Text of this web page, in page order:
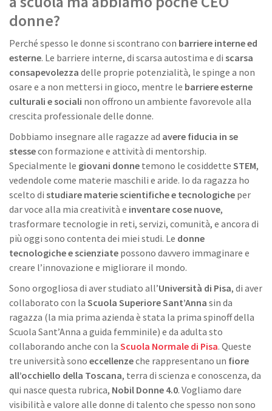
donne?
Perché spesso le donne si scontrano con barriere interne ed
esterne. Le barriere interne, di scarsa autostima e di scarsa
consapevolezza delle proprie potenzialità, le spinge a non
osare e a non mettersi in gioco, mentre le barriere esterne
culturali e sociali non offrono un ambiente favorevole alla
crescita professionale delle donne.
Dobbiamo insegnare alle ragazze ad avere fiducia in se
stessecon formazione e attività di mentorship.
Specialmente le giovani donne temono le cosiddette STEM,
vedendole come materie maschili e aride. Io da ragazza ho
scelto di studiare materie scientifiche e tecnologiche per
dar voce alla mia creatività e inventare cose nuove,
trasformare tecnologie in reti, servizi, comunità, e ancora di
più oggi sono contenta dei miei studi. Le donne
tecnologiche e scienziate possono davvero immaginare e
creare l’innovazione e migliorare il mondo.
Sono orgogliosa di aver studiato all’Università di Pisa, di aver
collaborato con la Scuola Superiore Sant’Anna sin da
ragazza (la mia prima azienda è stata la prima spinoff della
Scuola Sant’Anna a guida femminile) e da adulta sto
collaborando anche con la Scuola Normale di Pisa. Queste
tre università sono eccellenzeche rappresentano un fiore
all’occhiello della Toscana, terra di scienza e conoscenza, da
qui nasce questa rubrica, Nobil Donne 4.0. Vogliamo dare
visibilità e valore alle donne di talento che spesso non sono